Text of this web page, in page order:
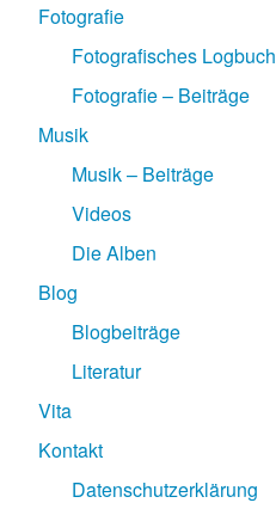
Fotografie
Fotografisches Logbuch
Fotografie – Beiträge
Musik
Musik – Beiträge
Videos
Die Alben
Blog
Blogbeiträge
Literatur
Vita
Kontakt
Datenschutzerklärung